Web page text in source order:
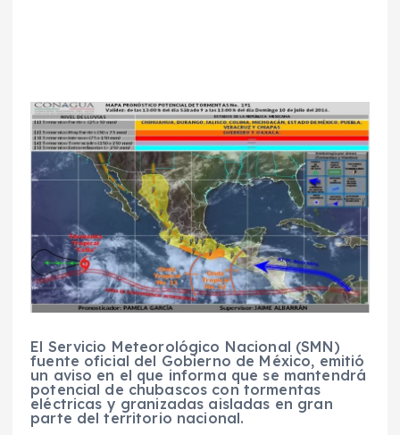
El Servicio Meteorológico Nacional (SMN)
fuente oficial del Gobierno de México, emitió
un aviso en el que informa que se mantendrá
potencial de chubascos con tormentas
eléctricas y granizadas aisladas en gran
parte del territorio nacional.